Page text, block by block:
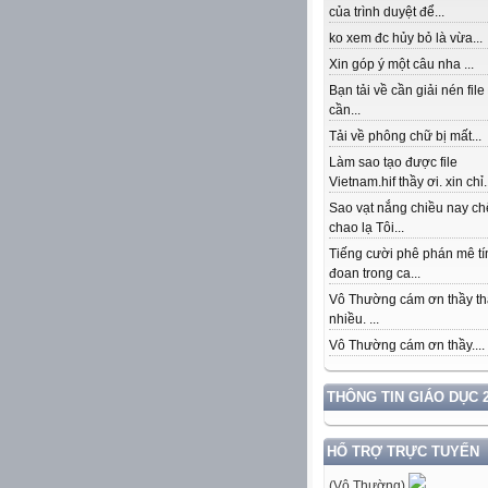
của trình duyệt để...
ko xem đc hủy bỏ là vừa...
Xin góp ý một câu nha ...
Bạn tải về cần giải nén file
cần...
Tải về phông chữ bị mất...
Làm sao tạo được file
Vietnam.hif thầy ơi. xin
Sao vạt nắng chiều nay
chao lạ Tôi...
Tiếng cười phê phán mê
đoan trong ca...
Vô Thường cám ơn thầy
nhiều. ...
Vô Thường cám ơn thầy....
THÔNG TIN GIÁO DỤC
HỔ TRỢ TRỰC TUYẾN